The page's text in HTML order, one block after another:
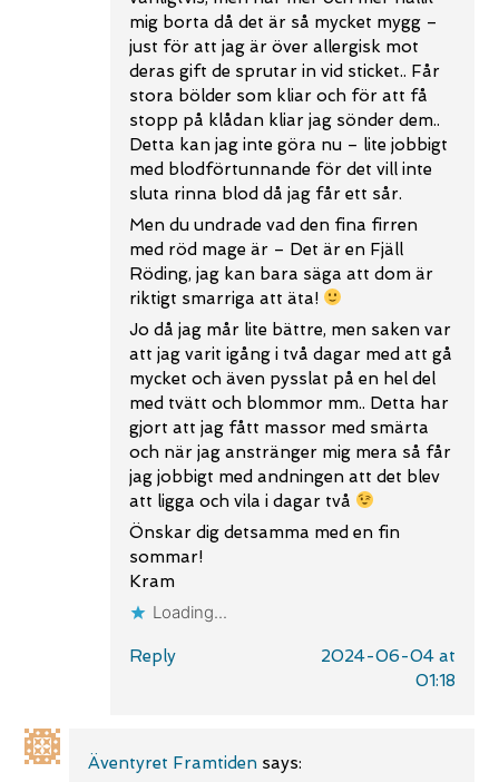
mig borta då det är så mycket mygg –
just för att jag är över allergisk mot
deras gift de sprutar in vid sticket.. Får
stora bölder som kliar och för att få
stopp på klådan kliar jag sönder dem..
Detta kan jag inte göra nu – lite jobbigt
med blodförtunnande för det vill inte
sluta rinna blod då jag får ett sår.
Men du undrade vad den fina firren
med röd mage är – Det är en Fjäll
Röding, jag kan bara säga att dom är
riktigt smarriga att äta!
Jo då jag mår lite bättre, men saken var
att jag varit igång i två dagar med att gå
mycket och även pysslat på en hel del
med tvätt och blommor mm.. Detta har
gjort att jag fått massor med smärta
och när jag anstränger mig mera så får
jag jobbigt med andningen att det blev
att ligga och vila i dagar två
Önskar dig detsamma med en fin
sommar!
Kram
Loading...
Reply
2024-06-04 at
01:18
Äventyret Framtiden says: